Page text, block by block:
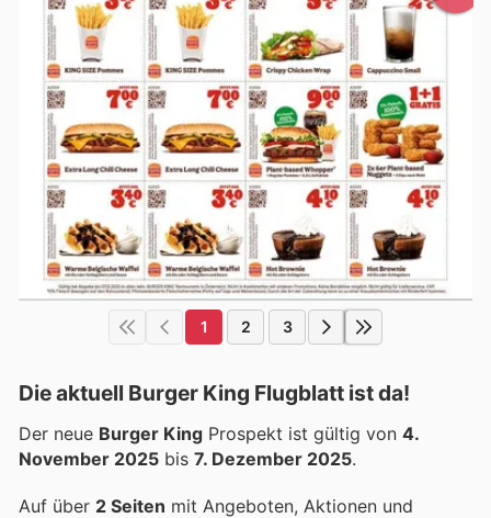
1 2 3
Die aktuell Burger King Flugblatt ist da!
Der neue Burger King Prospekt ist gültig von 4.
November 2025 bis 7. Dezember 2025.
Auf über 2 Seiten mit Angeboten, Aktionen und